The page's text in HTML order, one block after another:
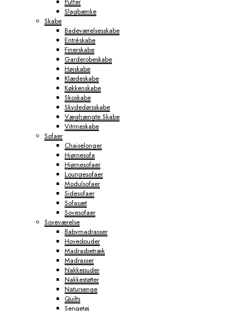
Slagbænke
Skabe
Badeværelsesskabe
Entréskabe
Finerskabe
Garderobeskabe
Højskabe
Klædeskabe
Køkkenskabe
Skoskabe
Skydedørsskabe
Væghængte Skabe
Vitrineskabe
Sofaer
Chaiselonger
Hjørnesofa
Hjørnesofaer
Loungesofaer
Modulsofaer
Sidesofaer
Sofasæt
Sovesofaer
Soveværelse
Babymadrasser
Hovedpuder
Madrasbetræk
Madrasser
Nakkepuder
Nakkestøtter
Natursenge
Quilts
Sengetøj